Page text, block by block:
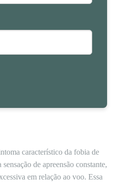
característico da fobia de
de apreensão constante,
em relação ao voo. Essa